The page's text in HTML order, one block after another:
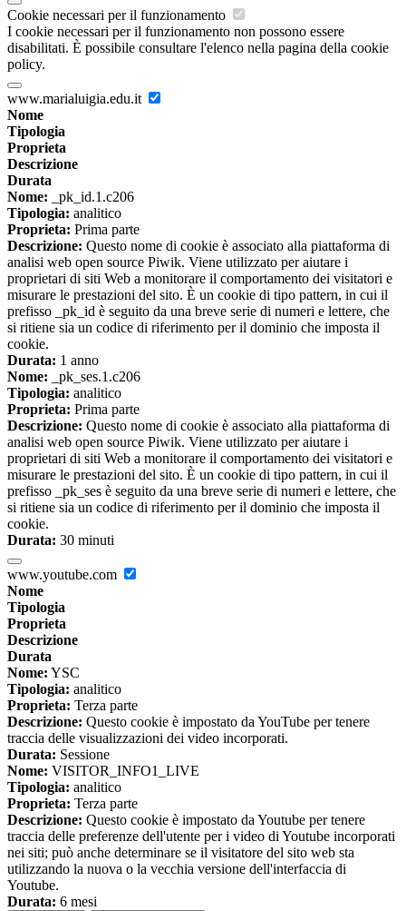
Cookie necessari per il funzionamento
I cookie necessari per il funzionamento non possono essere
disabilitati. È possibile consultare l'elenco nella pagina della cookie
policy.
www.marialuigia.edu.it
Nome
Tipologia
Proprieta
Descrizione
Durata
Nome: _pk_id.1.c206
Tipologia: analitico
Proprieta: Prima parte
Descrizione: Questo nome di cookie è associato alla piattaforma di
analisi web open source Piwik. Viene utilizzato per aiutare i
proprietari di siti Web a monitorare il comportamento dei visitatori e
misurare le prestazioni del sito. È un cookie di tipo pattern, in cui il
prefisso _pk_id è seguito da una breve serie di numeri e lettere, che
si ritiene sia un codice di riferimento per il dominio che imposta il
cookie.
Durata: 1 anno
Nome: _pk_ses.1.c206
Tipologia: analitico
Proprieta: Prima parte
Descrizione: Questo nome di cookie è associato alla piattaforma di
analisi web open source Piwik. Viene utilizzato per aiutare i
proprietari di siti Web a monitorare il comportamento dei visitatori e
misurare le prestazioni del sito. È un cookie di tipo pattern, in cui il
prefisso _pk_ses è seguito da una breve serie di numeri e lettere, che
si ritiene sia un codice di riferimento per il dominio che imposta il
cookie.
Durata: 30 minuti
www.youtube.com
Nome
Tipologia
Proprieta
Descrizione
Durata
Nome: YSC
Tipologia: analitico
Proprieta: Terza parte
Descrizione: Questo cookie è impostato da YouTube per tenere
traccia delle visualizzazioni dei video incorporati.
Durata: Sessione
Nome: VISITOR_INFO1_LIVE
Tipologia: analitico
Proprieta: Terza parte
Descrizione: Questo cookie è impostato da Youtube per tenere
traccia delle preferenze dell'utente per i video di Youtube incorporati
nei siti; può anche determinare se il visitatore del sito web sta
utilizzando la nuova o la vecchia versione dell'interfaccia di
Youtube.
Durata: 6 mesi